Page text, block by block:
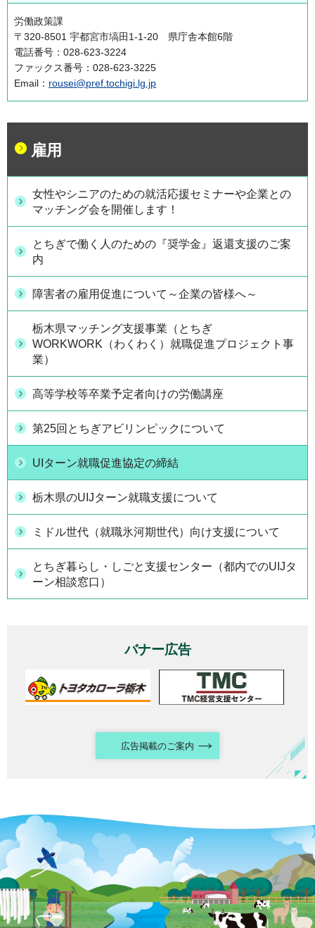
労働政策課
〒320-8501 宇都宮市塙田1-1-20 県庁舎本館6階
電話番号：028-623-3224
ファックス番号：028-623-3225
Email： rousei@pref.tochigi.lg.jp
雇用
女性やシニアのための就活応援セミナーや企業との
マッチング会を開催します！
とちぎで働く人のための『奨学金』返還支援のご案
内
障害者の雇用促進について～企業の皆様へ～
栃木県マッチング支援事業（とちぎ
WORKWORK（わくわく）就職促進プロジェクト事
業）
高等学校等卒業予定者向けの労働講座
第25回とちぎアビリンピックについて
UIターン就職促進協定の締結
栃木県のUIJターン就職支援について
ミドル世代（就職氷河期世代）向け支援について
とちぎ暮らし・しごと支援センター（都内でのUIJタ
ーン相談窓口）
バナー広告
広告掲載のご案内